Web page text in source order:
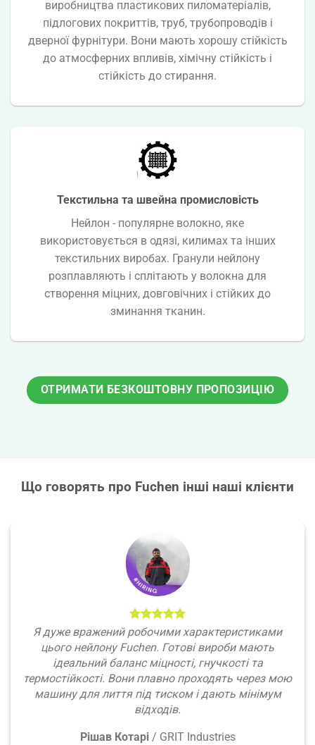
виробництва пластикових пиломатеріалів,
підлогових покриттів, труб, трубопроводів і
дверної фурнітури. Вони мають хорошу стійкість
до атмосферних впливів, хімічну стійкість і
стійкість до стирання.
Текстильна та швейна промисловість
Нейлон - популярне волокно, яке
використовується в одязі, килимах та інших
текстильних виробах. Гранули нейлону
розплавляють і сплітають у волокна для
створення міцних, довговічних і стійких до
зминання тканин.
ОТРИМАТИ БЕЗКОШТОВНУ ПРОПОЗИЦІЮ
Що говорять про Fuchen інші наші клієнти
Я дуже вражений робочими характеристиками
цього нейлону Fuchen. Готові вироби мають
ідеальний баланс міцності, гнучкості та
термостійкості. Вони плавно проходять через мою
машину для лиття під тиском і дають мінімум
відходів.
Рішав Котарі / GRIT Industries